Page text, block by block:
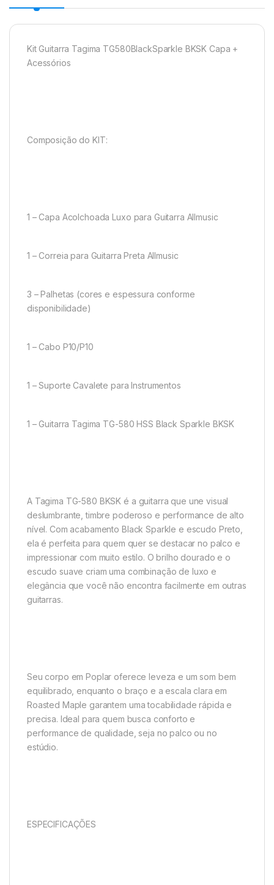
Kit Guitarra Tagima TG580BlackSparkle BKSK Capa +
Acessórios
Composição do KIT:
1 – Capa Acolchoada Luxo para Guitarra Allmusic
1 – Correia para Guitarra Preta Allmusic
3 – Palhetas (cores e espessura conforme
disponibilidade)
1 – Cabo P10/P10
1 – Suporte Cavalete para Instrumentos
1 – Guitarra Tagima TG-580 HSS Black Sparkle BKSK
A Tagima TG-580 BKSK é a guitarra que une visual
deslumbrante, timbre poderoso e performance de alto
nível. Com acabamento Black Sparkle e escudo Preto,
ela é perfeita para quem quer se destacar no palco e
impressionar com muito estilo. O brilho dourado e o
escudo suave criam uma combinação de luxo e
elegância que você não encontra facilmente em outras
guitarras.
Seu corpo em Poplar oferece leveza e um som bem
equilibrado, enquanto o braço e a escala clara em
Roasted Maple garantem uma tocabilidade rápida e
precisa. Ideal para quem busca conforto e
performance de qualidade, seja no palco ou no
estúdio.
ESPECIFICAÇÕES